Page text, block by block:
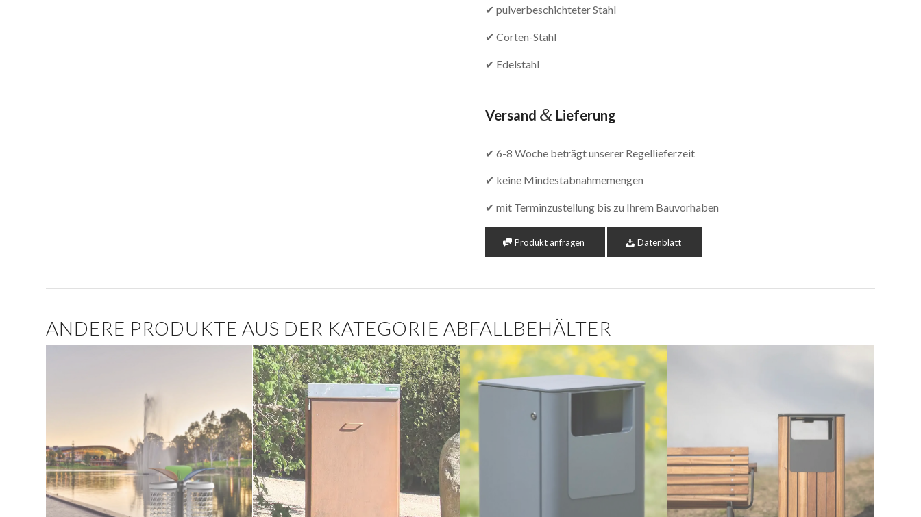
✔ pulverbeschichteter Stahl
✔ Corten-Stahl
✔ Edelstahl
Versand & Lieferung
✔ 6-8 Woche beträgt unserer Regellieferzeit
✔ keine Mindestabnahmemengen
✔ mit Terminzustellung bis zu Ihrem Bauvorhaben
Produkt anfragen Datenblatt
ANDERE PRODUKTE AUS DER KATEGORIE ABFALLBEHÄLTER